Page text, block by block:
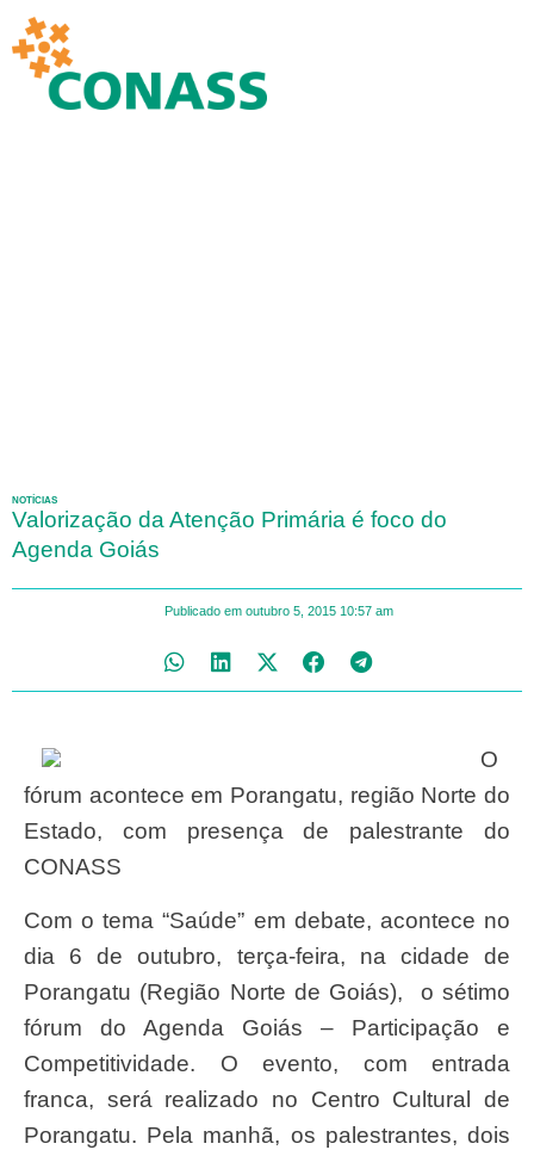
NOTÍCIAS
Valorização da Atenção Primária é foco do
Agenda Goiás
Publicado em outubro 5, 2015 10:57 am
O
fórum acontece em Porangatu, região Norte do
Estado, com presença de palestrante do
CONASS
Com o tema “Saúde” em debate, acontece no
dia 6 de outubro, terça-feira, na cidade de
Porangatu (Região Norte de Goiás), o sétimo
fórum do Agenda Goiás – Participação e
Competitividade. O evento, com entrada
franca, será realizado no Centro Cultural de
Porangatu. Pela manhã, os palestrantes, dois